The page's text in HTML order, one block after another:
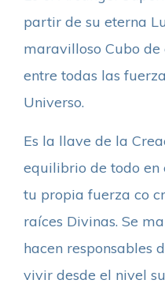
partir de su eterna
maravilloso Cubo
entre todas las
Universo.
Es la llave de la
equilibrio de todo en
tu propia fuerza co
raíces Divinas. Se
hacen responsables
vivir desde el nivel